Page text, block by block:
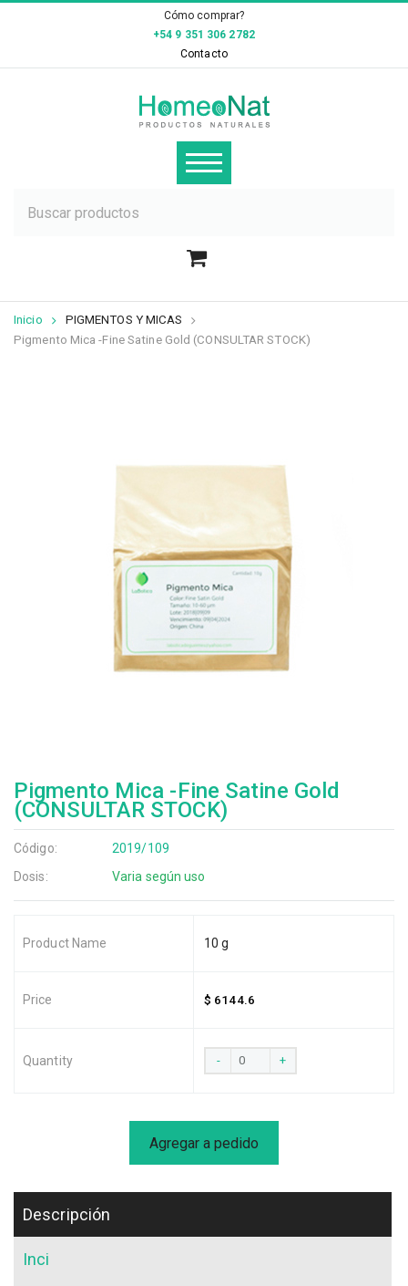
Cómo comprar?
+54 9 351 306 2782
Contacto
Inicio
PIGMENTOS Y MICAS
Pigmento Mica -Fine Satine Gold (CONSULTAR STOCK)
Pigmento Mica -Fine Satine Gold
(CONSULTAR STOCK)
Código:
2019/109
Dosis:
Varia según uso
10 g
$ 6144.6
- +
Agregar a pedido
Descripción
Inci